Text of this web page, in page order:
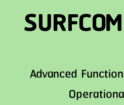
Advanced